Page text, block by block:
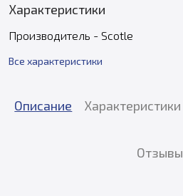
Характеристики
Производитель - Scotle
Все характеристики
Описание Характеристики
Отзывы